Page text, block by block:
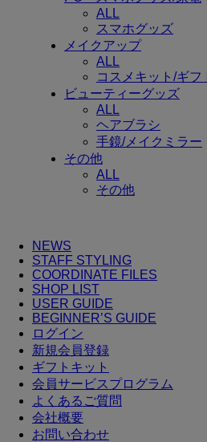
ALL
スマホグッズ
メイクアップ
ALL
コスメキット/ギフ
ビューティーグッズ
ALL
ヘアブラシ
手鏡/メイクミラー
その他
ALL
その他
NEWS
STAFF STYLING
COORDINATE FILES
SHOP LIST
USER GUIDE
BEGINNER’S GUIDE
ログイン
新規会員登録
ギフトキット
会員サービスプログラム
よくあるご質問
会社概要
お問い合わせ